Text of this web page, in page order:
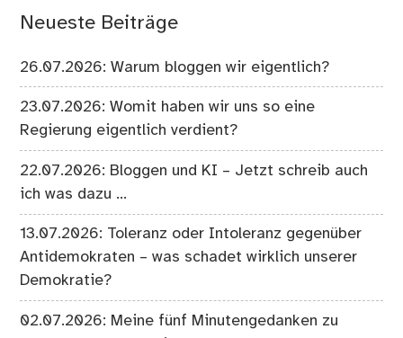
Neueste Beiträge
26.07.2026: Warum bloggen wir eigentlich?
23.07.2026: Womit haben wir uns so eine
Regierung eigentlich verdient?
22.07.2026: Bloggen und KI – Jetzt schreib auch
ich was dazu …
13.07.2026: Toleranz oder Intoleranz gegenüber
Antidemokraten – was schadet wirklich unserer
Demokratie?
02.07.2026: Meine fünf Minutengedanken zu